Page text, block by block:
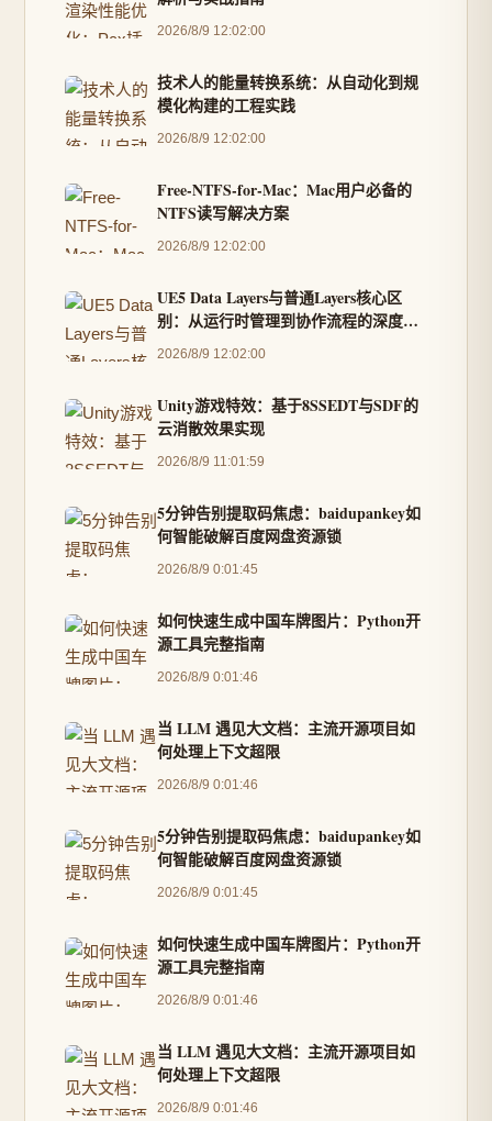
2026/8/9 12:02:00
技术人的能量转换系统：从自动化到规
模化构建的工程实践
2026/8/9 12:02:00
Free-NTFS-for-Mac：Mac用户必备的
NTFS读写解决方案
2026/8/9 12:02:00
UE5 Data Layers与普通Layers核心区
别：从运行时管理到协作流程的深度解
析
2026/8/9 12:02:00
Unity游戏特效：基于8SSEDT与SDF的
云消散效果实现
2026/8/9 11:01:59
5分钟告别提取码焦虑：baidupankey如
何智能破解百度网盘资源锁
2026/8/9 0:01:45
如何快速生成中国车牌图片：Python开
源工具完整指南
2026/8/9 0:01:46
当 LLM 遇见大文档：主流开源项目如
何处理上下文超限
2026/8/9 0:01:46
5分钟告别提取码焦虑：baidupankey如
何智能破解百度网盘资源锁
2026/8/9 0:01:45
如何快速生成中国车牌图片：Python开
源工具完整指南
2026/8/9 0:01:46
当 LLM 遇见大文档：主流开源项目如
何处理上下文超限
2026/8/9 0:01:46